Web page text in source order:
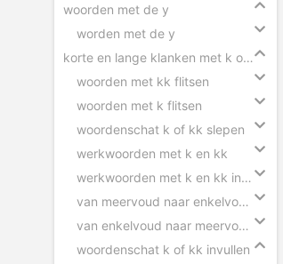
woorden met de y
worden met de y
korte en lange klanken met k of kk
woorden met kk flitsen
woorden met k flitsen
woordenschat k of kk slepen
werkwoorden met k en kk
werkwoorden met k en kk invullen
van meervoud naar enkelvoud k en kk
van enkelvoud naar meervoud k en kk
woordenschat k of kk invullen